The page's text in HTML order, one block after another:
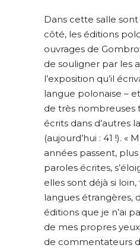
Dans cette salle sont
côté, les éditions
ouvrages de
de souligner par les
l’exposition qu’il
langue polonaise –
de très nombreuses
écrits dans d’autres
(aujourd’hui : 41 !). «
années passent,
paroles écrites,
elles sont déjà si
langues étrangères,
éditions que je n’ai
de mes propres
de commentateurs